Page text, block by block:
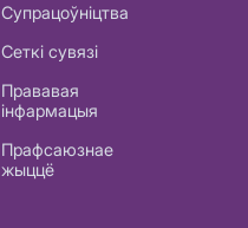
Супрацоўніцтва
Сеткі сувязі
Прававая
інфармацыя
Прафсаюзнае
жыццё